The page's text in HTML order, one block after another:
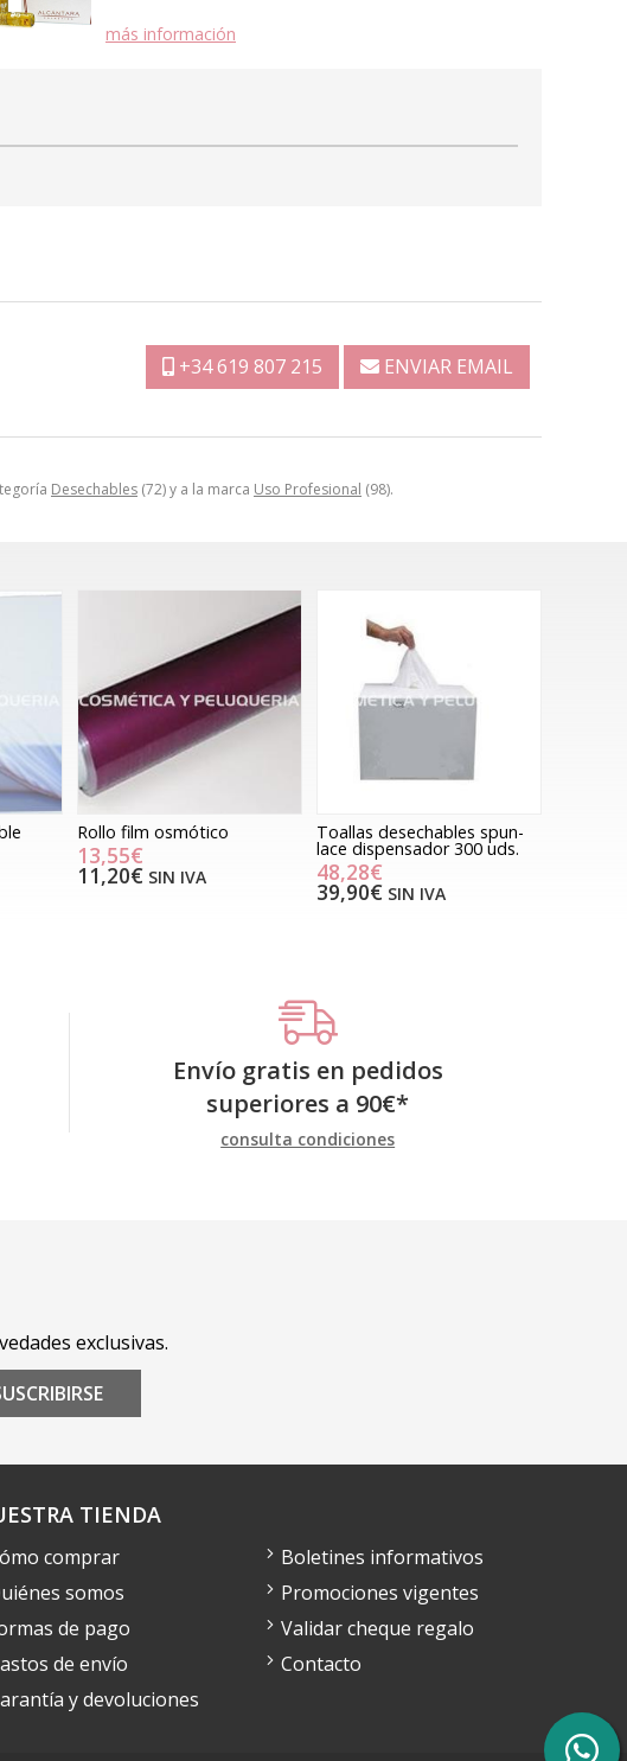
más información
Desechables (72) y a la marca Uso Profesional (98).
+34 619 807 215 ENVIAR EMAIL
Rollo film osmótico
13,55€
11,20€ SIN IVA
Toallas desechables spun-
lace dispensador 300 uds.
48,28€
39,90€ SIN IVA
Envío gratis en pedidos
superiores a 90€*
consulta condiciones
exclusivas.
TIENDA
comprar
somos
de pago
de envío
y devoluciones
Boletines informativos
Promociones vigentes
Validar cheque regalo
Contacto